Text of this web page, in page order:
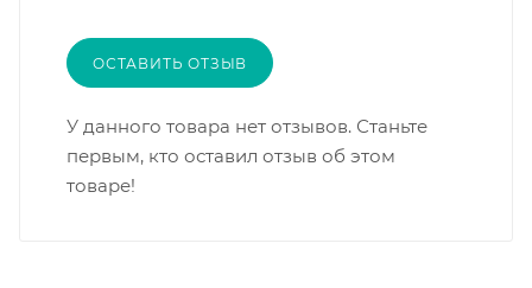
ОСТАВИТЬ ОТЗЫВ
У данного товара нет отзывов. Станьте
первым, кто оставил отзыв об этом
товаре!